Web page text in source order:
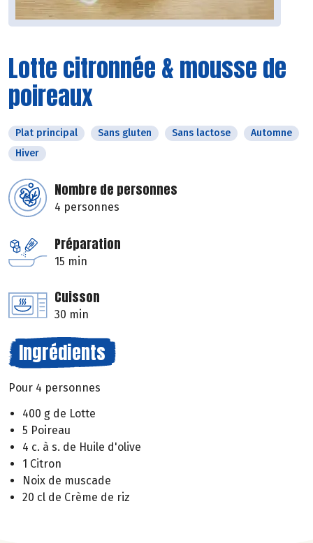
Lotte citronnée & mousse de
poireaux
Plat principal Sans gluten Sans lactose
Automne
Hiver
Nombre de personnes
4 personnes
Préparation
15 min
Cuisson
30 min
Ingrédients
Pour 4 personnes
400 g de Lotte
5 Poireau
4 c. à s. de Huile d'olive
1 Citron
Noix de muscade
20 cl de Crème de riz